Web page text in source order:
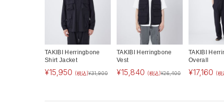
TAKIBI Herringbone
Shirt Jacket
¥15,950 (税込)¥31,900
TAKIBI Herringbone
Vest
¥15,840 (税込)¥26,400
TAKIBI
Overall
¥17,160 (税